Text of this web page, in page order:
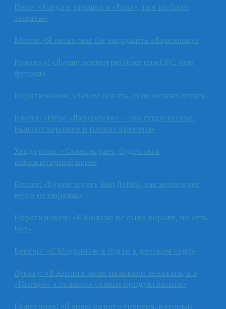
Пепе: «Когда я пришёл в «Реал», там не было
защиты»
Месси: «Я легко мог бы разрушить «Барселону»
Роналду: «Лучше посмотрю бокс или UFC, чем
футбол»
Ибрагимович: «Зачем бежать, если можно летать»
Клопп: «Игра «Ливерпуля» — это супружество.
Бывают хорошие и плохие времена»
Хендерсон: «Салах играет, будто он в
компьютерной игре»
Клопп: «Будем ждать Ван Дейка, как жена ждёт
мужа из тюрьмы»
Ибрагимович: «В Милане не было короля, но есть
Бог»
Венгер: «С Моуринью я будто в детском саду»
Лукаку: «В Англии меня называли ленивым, а в
«Интере» я оказался самым продуктивным»
Гвардиола: «Я знаю одного тренера, который